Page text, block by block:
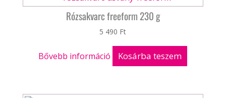
Rózsakvarc freeform 230 g
5 490 Ft
Bővebb információ Kosárba teszem